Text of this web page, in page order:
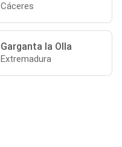
Cáceres
Garganta la Olla
Extremadura